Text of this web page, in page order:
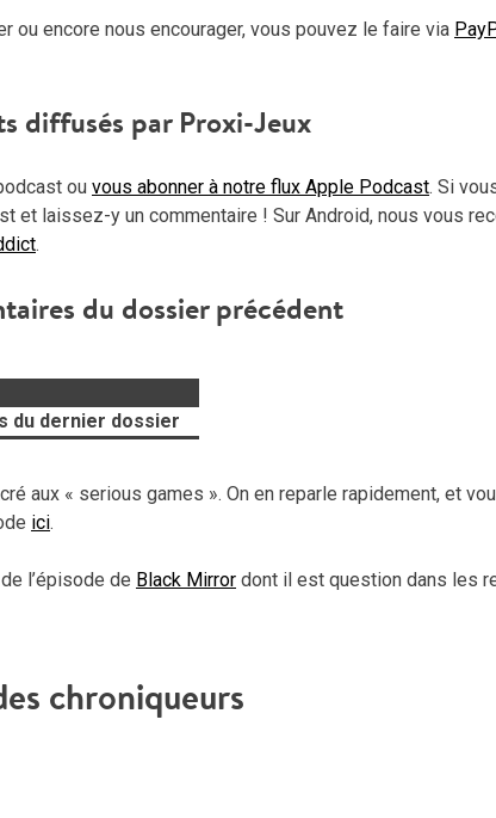
ou encore nous encourager, vous pouvez le faire via
diffusés par Proxi-Jeux
ou vous abonner à notre flux Apple Podcast. Si
et laissez-y un commentaire ! Sur Android, nous vous
.
du dossier précédent
du dernier dossier
aux « serious games ». On en reparle rapidement, et
ici.
l’épisode de Black Mirror dont il est question dans les
chroniqueurs